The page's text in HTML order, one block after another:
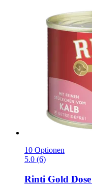
10 Optionen
5.0 (6)
Rinti Gold